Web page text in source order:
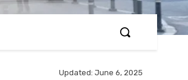
Updated: June 6, 2025